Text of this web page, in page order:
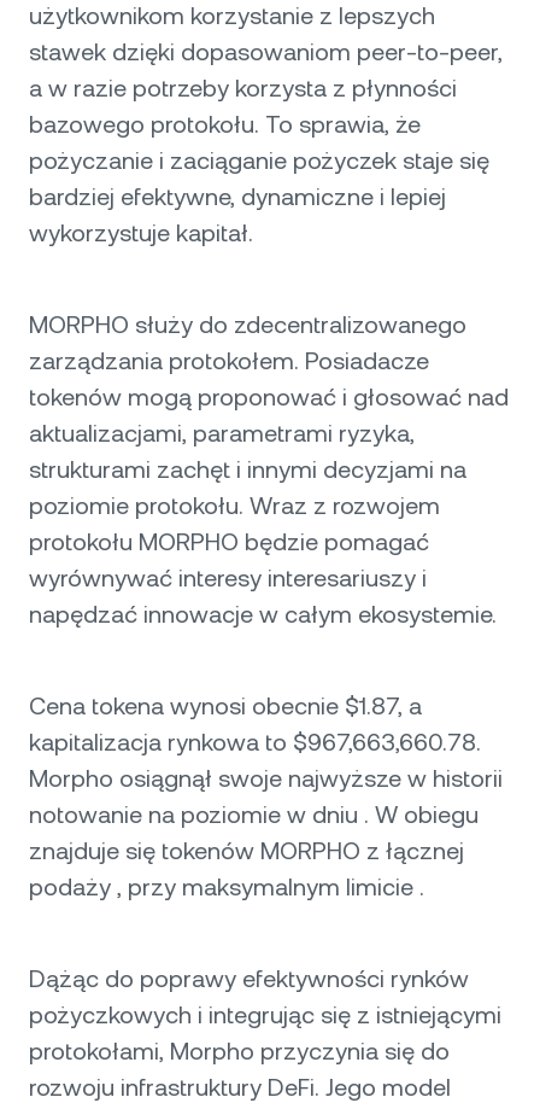
użytkownikom korzystanie z lepszych
stawek dzięki dopasowaniom peer-to-peer,
a w razie potrzeby korzysta z płynności
bazowego protokołu. To sprawia, że
pożyczanie i zaciąganie pożyczek staje się
bardziej efektywne, dynamiczne i lepiej
wykorzystuje kapitał.
MORPHO służy do zdecentralizowanego
zarządzania protokołem. Posiadacze
tokenów mogą proponować i głosować nad
aktualizacjami, parametrami ryzyka,
strukturami zachęt i innymi decyzjami na
poziomie protokołu. Wraz z rozwojem
protokołu MORPHO będzie pomagać
wyrównywać interesy interesariuszy i
napędzać innowacje w całym ekosystemie.
Cena tokena wynosi obecnie $1.87, a
kapitalizacja rynkowa to $967,663,660.78.
Morpho osiągnął swoje najwyższe w historii
notowanie na poziomie w dniu . W obiegu
znajduje się tokenów MORPHO z łącznej
podaży , przy maksymalnym limicie .
Dążąc do poprawy efektywności rynków
pożyczkowych i integrując się z istniejącymi
protokołami, Morpho przyczynia się do
rozwoju infrastruktury DeFi. Jego model